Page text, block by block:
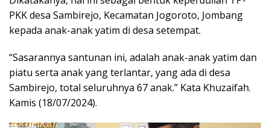
PKK desa Sambirejo, Kecamatan Jogoroto, Jombang
kepada anak-anak yatim di desa setempat.
“Sasarannya santunan ini, adalah anak-anak yatim dan
piatu serta anak yang terlantar, yang ada di desa
Sambirejo, total seluruhnya 67 anak.” Kata Khuzaifah.
Kamis (18/07/2024).